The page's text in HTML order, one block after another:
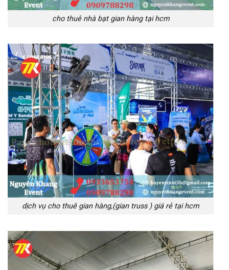
cho thuê nhà bạt gian hàng tại hcm
dịch vụ cho thuê gian hàng,(gian truss ) giá rẻ tại hcm